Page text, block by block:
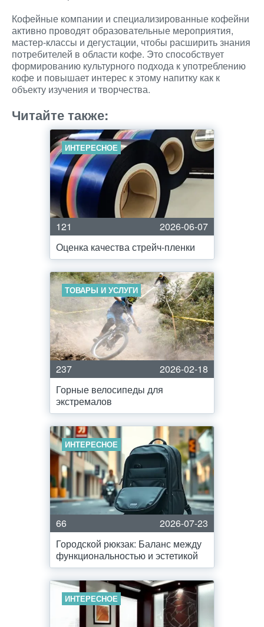
Кофейные компании и специализированные кофейни
активно проводят образовательные мероприятия,
мастер-классы и дегустации, чтобы расширить знания
потребителей в области кофе. Это способствует
формированию культурного подхода к употреблению
кофе и повышает интерес к этому напитку как к
объекту изучения и творчества.
Читайте также:
ИНТЕРЕСНОЕ
121
2026-06-07
Оценка качества стрейч-пленки
ТОВАРЫ И УСЛУГИ
237
2026-02-18
Горные велосипеды для
экстремалов
ИНТЕРЕСНОЕ
66
2026-07-23
Городской рюкзак: Баланс между
функциональностью и эстетикой
ИНТЕРЕСНОЕ